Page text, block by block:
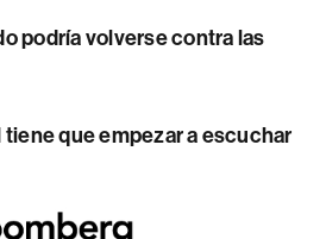
podría volverse contra las
tiene que empezar a escuchar